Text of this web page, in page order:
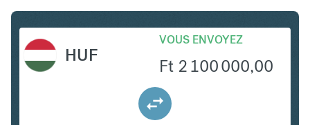
HUF
VOUS ENVOYEZ
Ft 2 100 000,00